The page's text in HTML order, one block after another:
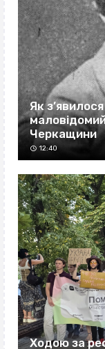
Як
Черкащини
12:40
Ходою за